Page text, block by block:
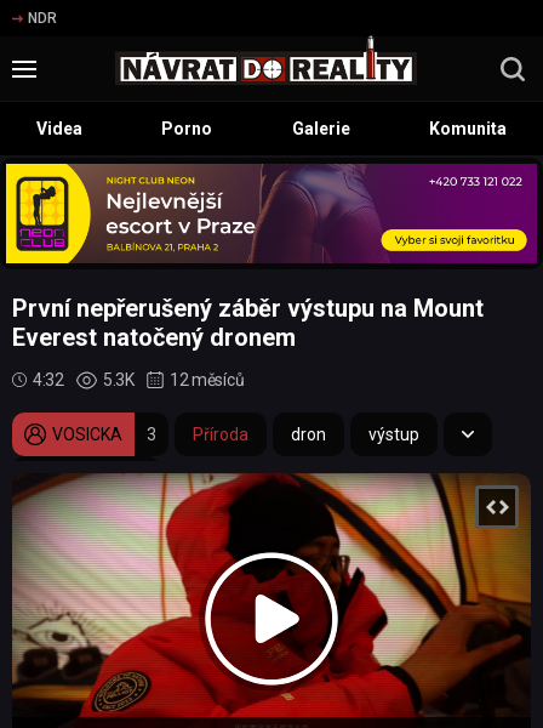
NDR
Videa Porno Galerie Komunita
První nepřerušený záběr výstupu na Mount
Everest natočený dronem
4:32 5.3K 12 měsíců
VOSICKA 3 Příroda dron výstup
Mount Everest